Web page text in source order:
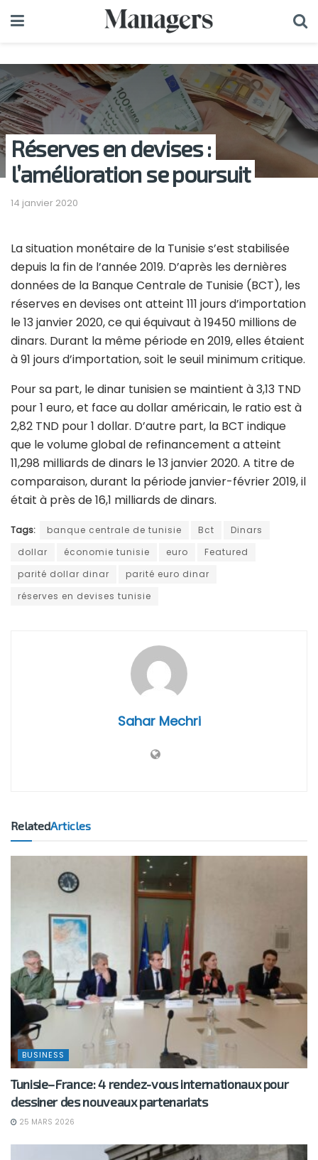
Réserves en devises :
l’amélioration se poursuit
14 janvier 2020
La situation monétaire de la Tunisie s’est stabilisée
depuis la fin de l’année 2019. D’après les dernières
données de la Banque Centrale de Tunisie (BCT), les
réserves en devises ont atteint 111 jours d’importation
le 13 janvier 2020, ce qui équivaut à 19450 millions de
dinars. Durant la même période en 2019, elles étaient
à 91 jours d’importation, soit le seuil minimum critique.
Pour sa part, le dinar tunisien se maintient à 3,13 TND
pour 1 euro, et face au dollar américain, le ratio est à
2,82 TND pour 1 dollar. D’autre part, la BCT indique
que le volume global de refinancement a atteint
11,298 milliards de dinars le 13 janvier 2020. A titre de
comparaison, durant la période janvier-février 2019, il
était à près de 16,1 milliards de dinars.
Tags: banque centrale de tunisie Bct
Dinars
dollar
économie tunisie euro
Featured
parité dollar dinar
parité euro dinar
réserves en devises tunisie
Sahar Mechri
RelatedArticles
BUSINESS
Tunisie–France: 4 rendez-vous internationaux pour
dessiner des nouveaux partenariats
25 MARS 2026